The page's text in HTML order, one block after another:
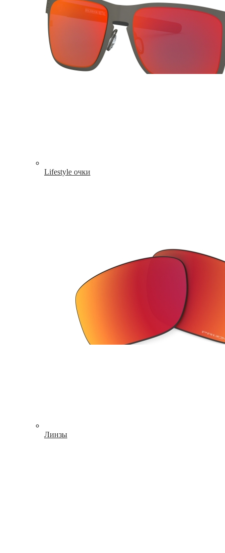
Lifestyle очки
Линзы